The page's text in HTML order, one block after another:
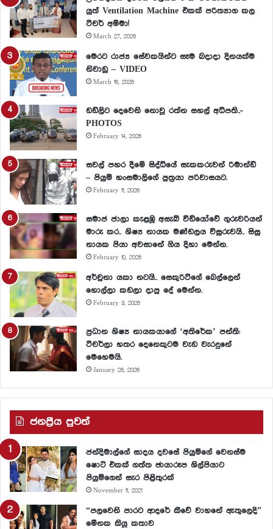
යුත් Ventilation Machine එකක් පරිත්‍යාග කල
ටීචර් අම්මා!
March 27, 2026
මෙරට රාජ්‍ය සේවකයින්ට සෑම බදාදා දිනයක්ම
නිවාඩු – VIDEO
March 16, 2026
ඩඩ්ලිට දෙවෙනි නොවූ රත්න සහල් අධිපති..-
PHOTOS
February 14, 2026
සවල් පහර දීමේ සිද්ධියේ සැකකරුවන් රිමාන්ඩ්
– පියුමි හංසමාලිගේ පුත්‍රයා පරිවාසයට.
February 11, 2026
සමාජ ජාලා කැළඹූ අසැබි වීඩියෝවේ ගුරුවරියන්
මාරු කර.. ශිෂ්‍ය නායක මණ්ඩලය විසුරුවයි.. සිසු
නායක පියා අවසානේ ගිය දිහා මෙන්න.
February 10, 2026
අර්චුනා යකා නටයි.. සෙකුරිටිගේ බෙල්ලෙන්
හොල්ලා කඩලා දාපු දේ මෙන්න.
February 3, 2026
ප්‍රධාන ශිෂ්‍ය නායකයාගේ ‘අතිරේක’ පන්ති:
ටීචර්ලා හතර දෙනෙකුටම වැඩ වැරදුනේ
මෙහෙමයි.
January 26, 2026
ජනප්‍රීය පුවත්
ජන්දිමාල්ගේ සාදය දවසේ පියුමිගේ වෙනස්ම
ෂොට් එකක් ගත්ත ඡායාරූප ශිල්පියාට
පියුමිගෙන් සැර පිළිතුරක්
November 11, 2021
“පලවෙනි පාරට ආදරේ කීවේ වාහනේ ඇතුලෙදි”
මේනක කියූ කතාව